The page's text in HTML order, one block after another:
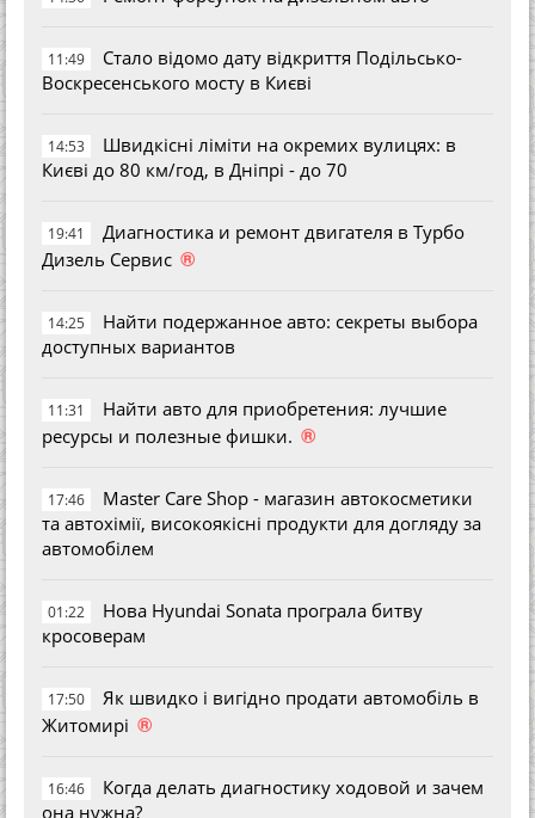
11:49
Стало відомо дату відкриття Подільсько-
Воскресенського мосту в Києві
14:53
Швидкісні ліміти на окремих вулицях: в
Києві до 80 км/год, в Дніпрі - до 70
19:41
Диагностика и ремонт двигателя в Турбо
Дизель Сервис ®
14:25
Найти подержанное авто: секреты выбора
доступных вариантов
11:31
Найти авто для приобретения: лучшие
ресурсы и полезные фишки. ®
17:46
Master Care Shop - магазин автокосметики
та автохімії, високоякісні продукти для догляду за
автомобілем
01:22
Нова Hyundai Sonata програла битву
кросоверам
17:50
Як швидко і вигідно продати автомобіль в
Житомирі ®
16:46
Когда делать диагностику ходовой и зачем
она нужна?